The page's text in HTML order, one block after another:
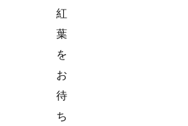
紅
葉
を
お
待
ち